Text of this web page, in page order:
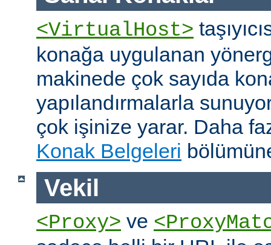
<VirtualHost>
konağa uygulanan
makinede çok sayıda
yapılandırmalarla
çok işinize yarar. Daha
Konak Belgeleri
Vekil
<Proxy> ve